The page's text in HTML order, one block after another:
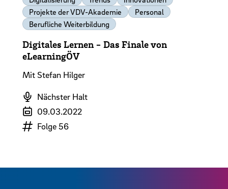
Projekte der VDV-Akademie
Personal
Berufliche Weiterbildung
Digitales Lernen - Das Finale von
eLearningÖV
Mit Stefan Hilger
PodcastNächster Halt
Veröffentlichungsdatum
09.03.2022
Episodennummer
Folge 56